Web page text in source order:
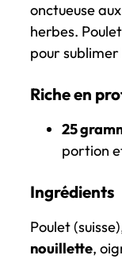
onctueuse
herbes.
pour sublimer
Riche en
25
portion
Ingrédients
Poulet
nouillette,